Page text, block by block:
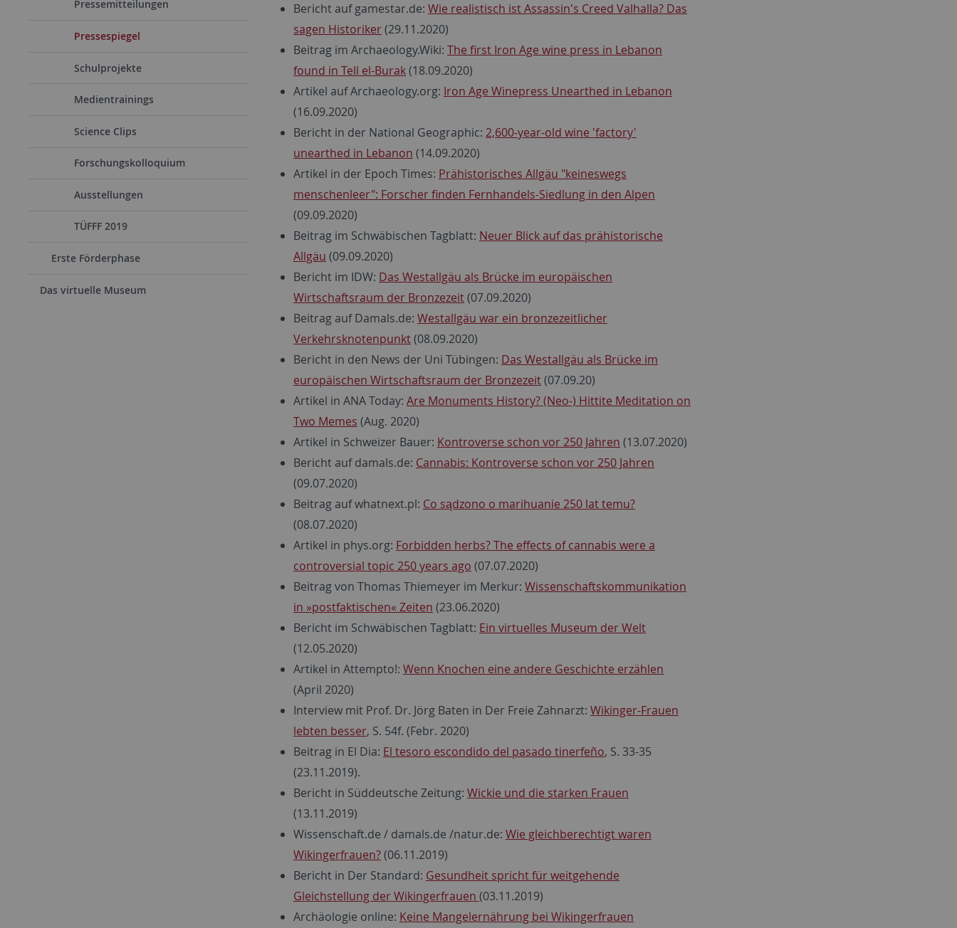
Pressemitteilungen
Pressespiegel
Schulprojekte
Medientrainings
Science Clips
Forschungskolloquium
Ausstellungen
TÜFFF 2019
Erste Förderphase
Das virtuelle Museum
Bericht auf gamestar.de: Wie realistisch ist Assassin's Creed Valhalla? Das
sagen Historiker(29.11.2020)
Beitrag im Archaeology.Wiki: The first Iron Age wine press in Lebanon
found in Tell el-Burak(18.09.2020)
Artikel auf Archaeology.org: Iron Age Winepress Unearthed in Lebanon
(16.09.2020)
Bericht in der National Geographic: 2,600-year-old wine 'factory'
unearthed in Lebanon (14.09.2020)
Artikel in der Epoch Times: Prähistorisches Allgäu "keineswegs
menschenleer": Forscher finden Fernhandels-Siedlung in den Alpen
(09.09.2020)
Beitrag im Schwäbischen Tagblatt: Neuer Blick auf das prähistorische
Allgäu (09.09.2020)
Bericht im IDW: Das Westallgäu als Brücke im europäischen
Wirtschaftsraum der Bronzezeit(07.09.2020)
Beitrag auf Damals.de: Westallgäu war ein bronzezeitlicher
Verkehrsknotenpunkt(08.09.2020)
Bericht in den News der Uni Tübingen: Das Westallgäu als Brücke im
europäischen Wirtschaftsraum der Bronzezeit(07.09.20)
Artikel in ANA Today: Are Monuments History? (Neo-) Hittite Meditation on
Two Memes (Aug. 2020)
Artikel in Schweizer Bauer: Kontroverse schon vor 250 Jahren (13.07.2020)
Bericht auf damals.de: Cannabis: Kontroverse schon vor 250 Jahren
(09.07.2020)
Beitrag auf whatnext.pl: Co sądzono o marihuanie 250 lat temu?
(08.07.2020)
Artikel in phys.org: Forbidden herbs? The effects of cannabis were a
controversial topic 250 years ago (07.07.2020)
Beitrag von Thomas Thiemeyer im Merkur: Wissenschaftskommunikation
in »postfaktischen« Zeiten (23.06.2020)
Bericht im Schwäbischen Tagblatt: Ein virtuelles Museum der Welt
(12.05.2020)
Artikel in Attempto!: Wenn Knochen eine andere Geschichte erzählen
(April 2020)
Interview mit Prof. Dr. Jörg Baten in Der Freie Zahnarzt: Wikinger-Frauen
lebten besser, S. 54f. (Febr. 2020)
Beitrag in El Dia: El tesoro escondido del pasado tinerfeño, S. 33-35
(23.11.2019).
Bericht in Süddeutsche Zeitung: Wickie und die starken Frauen
(13.11.2019)
Wissenschaft.de / damals.de /natur.de: Wie gleichberechtigt waren
Wikingerfrauen?(06.11.2019)
Bericht in Der Standard: Gesundheit spricht für weitgehende
Gleichstellung der Wikingerfrauen (03.11.2019)
Archäologie online: Keine Mangelernährung bei Wikingerfrauen